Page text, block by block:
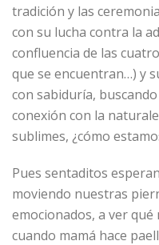
tradición y las
con su lucha contra la
confluencia de las
que se encuentran…) y
con sabiduría,
conexión con la
sublimes, ¿cómo
Pues sentaditos
moviendo nuestras
emocionados, a ver
cuando mamá hace